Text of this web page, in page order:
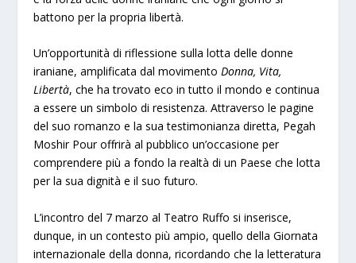
battono per la propria libertà.
Un’opportunità di riflessione sulla lotta delle donne
iraniane, amplificata dal movimentoDonna, Vita,
Libertà, che ha trovato eco in tutto il mondo e continua
a essere un simbolo di resistenza. Attraverso le pagine
del suo romanzo e la sua testimonianza diretta, Pegah
Moshir Pour offrirà al pubblico un’occasione per
comprendere più a fondo la realtà di un Paese che lotta
per la sua dignità e il suo futuro.
L’incontro del 7 marzo al Teatro Ruffo si inserisce,
dunque, in un contesto più ampio, quello della Giornata
internazionale della donna, ricordando che la letteratura